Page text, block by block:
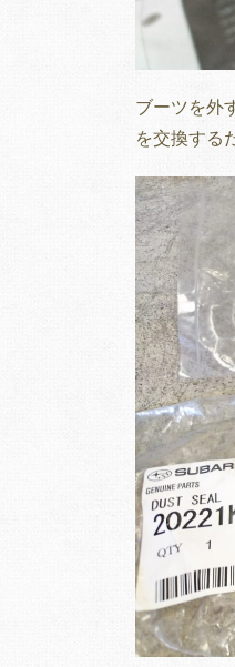
ブーツを外
を交換する